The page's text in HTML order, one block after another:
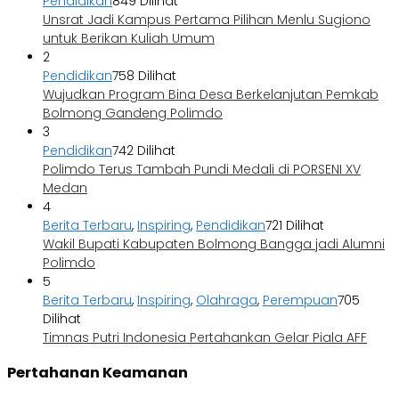
Unsrat Jadi Kampus Pertama Pilihan Menlu Sugiono
untuk Berikan Kuliah Umum
2
Pendidikan758 Dilihat
Wujudkan Program Bina Desa Berkelanjutan Pemkab
Bolmong Gandeng Polimdo
3
Pendidikan742 Dilihat
Polimdo Terus Tambah Pundi Medali di PORSENI XV
Medan
4
Berita Terbaru, Inspiring, Pendidikan721 Dilihat
Wakil Bupati Kabupaten Bolmong Bangga jadi Alumni
Polimdo
5
Berita Terbaru, Inspiring, Olahraga, Perempuan705
Dilihat
Timnas Putri Indonesia Pertahankan Gelar Piala AFF
Pertahanan Keamanan